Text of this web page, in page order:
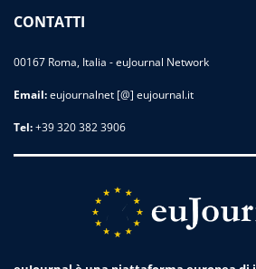
CONTATTI
00167 Roma, Italia - euJournal Network
Email:eujournalnet [@] eujournal.it
Tel:+39 320 382 3906